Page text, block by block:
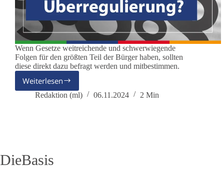
Wenn Gesetze weitreichende und schwerwiegende
Folgen für den größten Teil der Bürger haben, sollten
diese direkt dazu befragt werden und mitbestimmen.
WeiterlesenSelbstbestimmt
oder
Redaktion (ml) 06.11.2024 2 Min
DieBasis